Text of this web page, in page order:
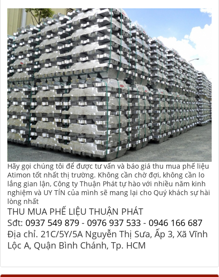
Hãy gọi chúng tôi để được tư vấn và báo giá thu mua phế liệu
Atimon tốt nhất thị trường. Không cần chờ đợi, không cần lo
lắng gian lận, Công ty Thuận Phát tự hào với nhiều năm kinh
nghiệm và UY TÍN của mình sẽ mang lại cho Quý khách sự hài
lòng nhất
THU MUA PHẾ LIỆU THUẬN PHÁT
Sđt: 0937 549 879 - 0976 937 533 - 0946 166 687
Địa chỉ. 21C/5Y/5A Nguyễn Thị Sưa, Ấp 3, Xã Vĩnh
Lộc A, Quận Bình Chánh, Tp. HCM